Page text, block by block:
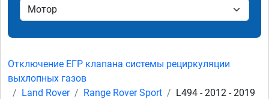
Отключение ЕГР клапана системы рециркуляции
выхлопных газов
Land Rover
Range Rover Sport L494 - 2012 - 2019